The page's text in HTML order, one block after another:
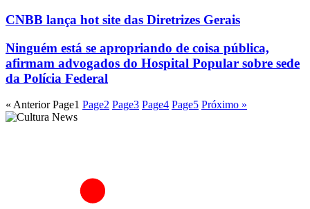
CNBB lança hot site das Diretrizes Gerais
Ninguém está se apropriando de coisa pública,
afirmam advogados do Hospital Popular sobre sede
da Polícia Federal
« Anterior Page1 Page2 Page3 Page4 Page5 Próximo »